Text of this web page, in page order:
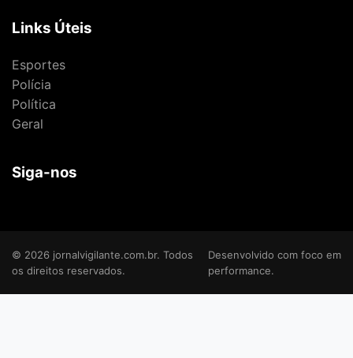
Links Úteis
Esportes
Polícia
Política
Geral
Siga-nos
© 2026 jornalvigilante.com.br. Todos
os direitos reservados.
Desenvolvido com foco em
performance.